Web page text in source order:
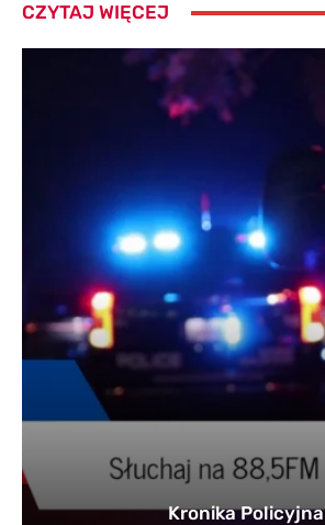
CZYTAJ WIĘCEJ
Kronika Policyjna